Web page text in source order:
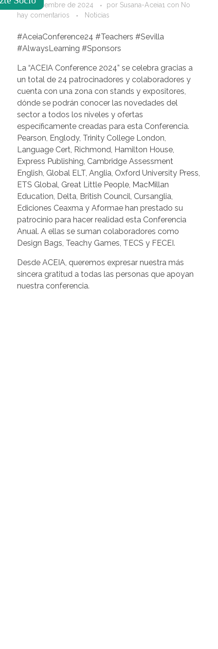
2 de diciembre de 2024 por Susana-Aceia1 con No
hay comentarios
Noticias
#AceiaConference24 #Teachers #Sevilla
#AlwaysLearning #Sponsors
La “ACEIA Conference 2024” se celebra gracias a
un total de 24 patrocinadores y colaboradores y
cuenta con una zona con stands y expositores,
dónde se podrán conocer las novedades del
sector a todos los niveles y ofertas
específicamente creadas para esta Conferencia.
Pearson, Englody, Trinity College London,
Language Cert, Richmond, Hamilton House,
Express Publishing, Cambridge Assessment
English, Global ELT, Anglia, Oxford University Press,
ETS Global, Great Little People, MacMillan
Education, Delta, British Council, Cursanglia,
Ediciones Ceaxma y Aformae han prestado su
patrocinio para hacer realidad esta Conferencia
Anual. A ellas se suman colaboradores como
Design Bags, Teachy Games, TECS y FECEI.
Desde ACEIA, queremos expresar nuestra más
sincera gratitud a todas las personas que apoyan
nuestra conferencia.